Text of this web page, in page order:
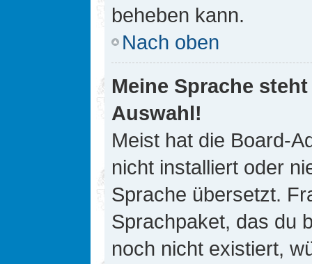
beheben kann.
Nach oben
Meine Sprache
Auswahl!
Meist hat die Board-
nicht installiert oder
Sprache übersetzt.
Sprachpaket, das du
noch nicht existiert,